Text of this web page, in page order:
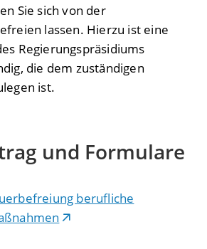
Sie sich von der
lassen. Hierzu ist eine
Regierungspräsidiums
die dem zuständigen
ist.
und Formulare
berufliche